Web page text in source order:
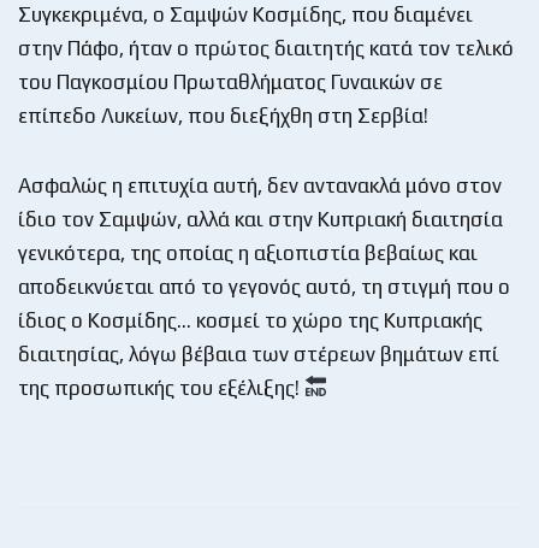
Συγκεκριμένα, ο Σαμψών Κοσμίδης, που διαμένει
στην Πάφο, ήταν ο πρώτος διαιτητής κατά τον τελικό
του Παγκοσμίου Πρωταθλήματος Γυναικών σε
επίπεδο Λυκείων, που διεξήχθη στη Σερβία!
Ασφαλώς η επιτυχία αυτή, δεν αντανακλά μόνο στον
ίδιο τον Σαμψών, αλλά και στην Κυπριακή διαιτησία
γενικότερα, της οποίας η αξιοπιστία βεβαίως και
αποδεικνύεται από το γεγονός αυτό, τη στιγμή που ο
ίδιος ο Κοσμίδης… κοσμεί το χώρο της Κυπριακής
διαιτησίας, λόγω βέβαια των στέρεων βημάτων επί
της προσωπικής του εξέλιξης!